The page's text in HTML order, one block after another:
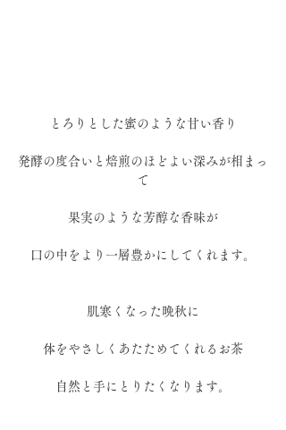
とろりとした蜜のような甘い香り
発酵の度合いと焙煎のほどよい深みが相まっ
て
果実のような芳醇な香味が
口の中をより一層豊かにしてくれます。
肌寒くなった晩秋に
体をやさしくあたためてくれるお茶
自然と手にとりたくなります。